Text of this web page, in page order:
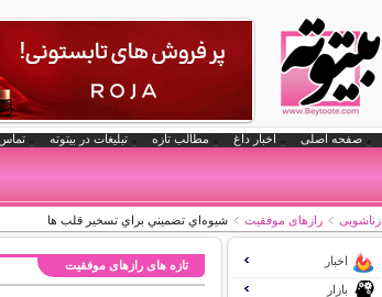
صفحه اصلی اخبار داغ مطالب تازه تبلیغات در بیتوته تماس
زناشویی رازهای موفقیت شيوه‌اي تضميني براي تسخير قلب ها
تازه های رازهای موفقیت اخبار
بازار